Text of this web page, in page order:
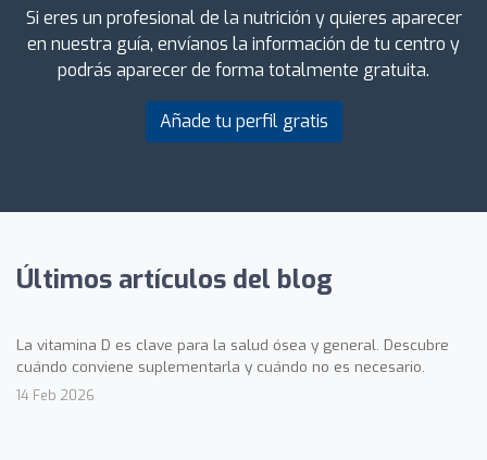
Si eres un profesional de la nutrición y quieres aparecer
en nuestra guía, envíanos la información de tu centro y
podrás aparecer de forma totalmente gratuita.
Añade tu perfil gratis
Últimos artículos del blog
La vitamina D es clave para la salud ósea y general. Descubre
cuándo conviene suplementarla y cuándo no es necesario.
14 Feb 2026